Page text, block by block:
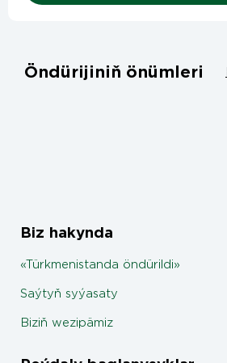
Öndürijiniň önümleri
Biz hakynda
«Türkmenistanda öndürildi»
Saýtyň syýasaty
Biziň wezipämiz